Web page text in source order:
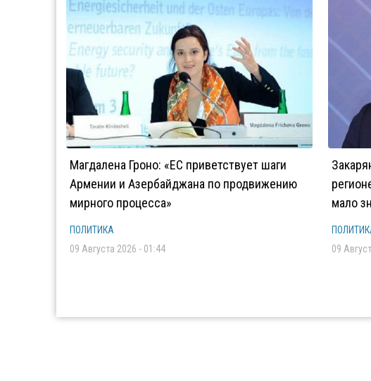
Магдалена Гроно: «ЕС приветствует шаги
Армении и Азербайджана по продвижению
мирного процесса»
ПОЛИТИКА
09 Августа 2026 - 01:44
мало
09